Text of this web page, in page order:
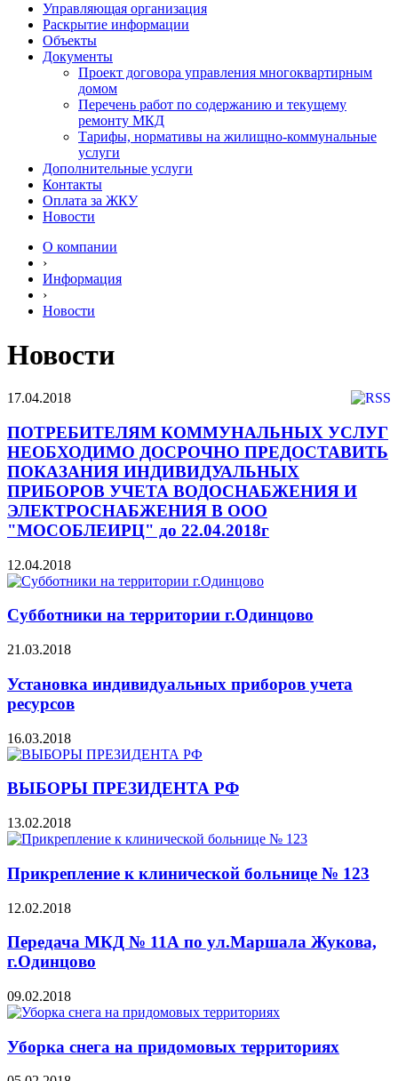
Управляющая организация
Раскрытие информации
Объекты
Документы
Проект договора управления многоквартирным
домом
Перечень работ по содержанию и текущему
ремонту МКД
Тарифы, нормативы на жилищно-коммунальные
услуги
Дополнительные услуги
Контакты
Оплата за ЖКУ
Новости
О компании
›
Информация
›
Новости
Новости
17.04.2018
ПОТРЕБИТЕЛЯМ КОММУНАЛЬНЫХ УСЛУГ
НЕОБХОДИМО ДОСРОЧНО ПРЕДОСТАВИТЬ
ПОКАЗАНИЯ ИНДИВИДУАЛЬНЫХ
ПРИБОРОВ УЧЕТА ВОДОСНАБЖЕНИЯ И
ЭЛЕКТРОСНАБЖЕНИЯ В ООО
"МОСОБЛЕИРЦ" до 22.04.2018г
12.04.2018
Субботники на территории г.Одинцово
21.03.2018
Установка индивидуальных приборов учета
ресурсов
16.03.2018
ВЫБОРЫ ПРЕЗИДЕНТА РФ
13.02.2018
Прикрепление к клинической больнице № 123
12.02.2018
Передача МКД № 11А по ул.Маршала Жукова,
г.Одинцово
09.02.2018
Уборка снега на придомовых территориях